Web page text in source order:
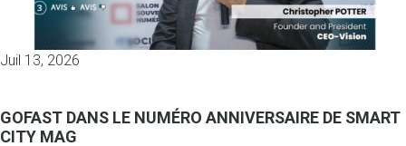
Juil 13, 2026
GOFAST DANS LE NUMÉRO ANNIVERSAIRE DE SMART
CITY MAG